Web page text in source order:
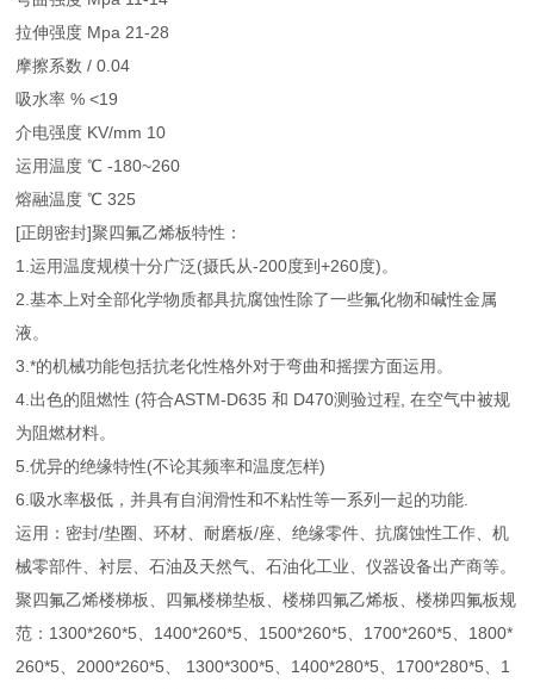
拉伸强度 Mpa 21-28
摩擦系数 / 0.04
吸水率 % <19
介电强度 KV/mm 10
运用温度 ℃ -180~260
熔融温度 ℃ 325
[正朗密封]聚四氟乙烯板特性：
1.运用温度规模十分广泛(摄氏从-200度到+260度)。
2.基本上对全部化学物质都具抗腐蚀性除了一些氟化物和碱性金属
液。
3.*的机械功能包括抗老化性格外对于弯曲和摇摆方面运用。
4.出色的阻燃性 (符合ASTM-D635 和 D470测验过程, 在空气中被规
为阻燃材料。
5.优异的绝缘特性(不论其频率和温度怎样)
6.吸水率极低，并具有自润滑性和不粘性等一系列一起的功能.
运用：密封/垫圈、环材、耐磨板/座、绝缘零件、抗腐蚀性工作、机
械零部件、衬层、石油及天然气、石油化工业、仪器设备出产商等。
聚四氟乙烯楼梯板、四氟楼梯垫板、楼梯四氟乙烯板、楼梯四氟板规
范：1300*260*5、1400*260*5、1500*260*5、1700*260*5、1800*
260*5、2000*260*5、 1300*300*5、1400*280*5、1700*280*5、1